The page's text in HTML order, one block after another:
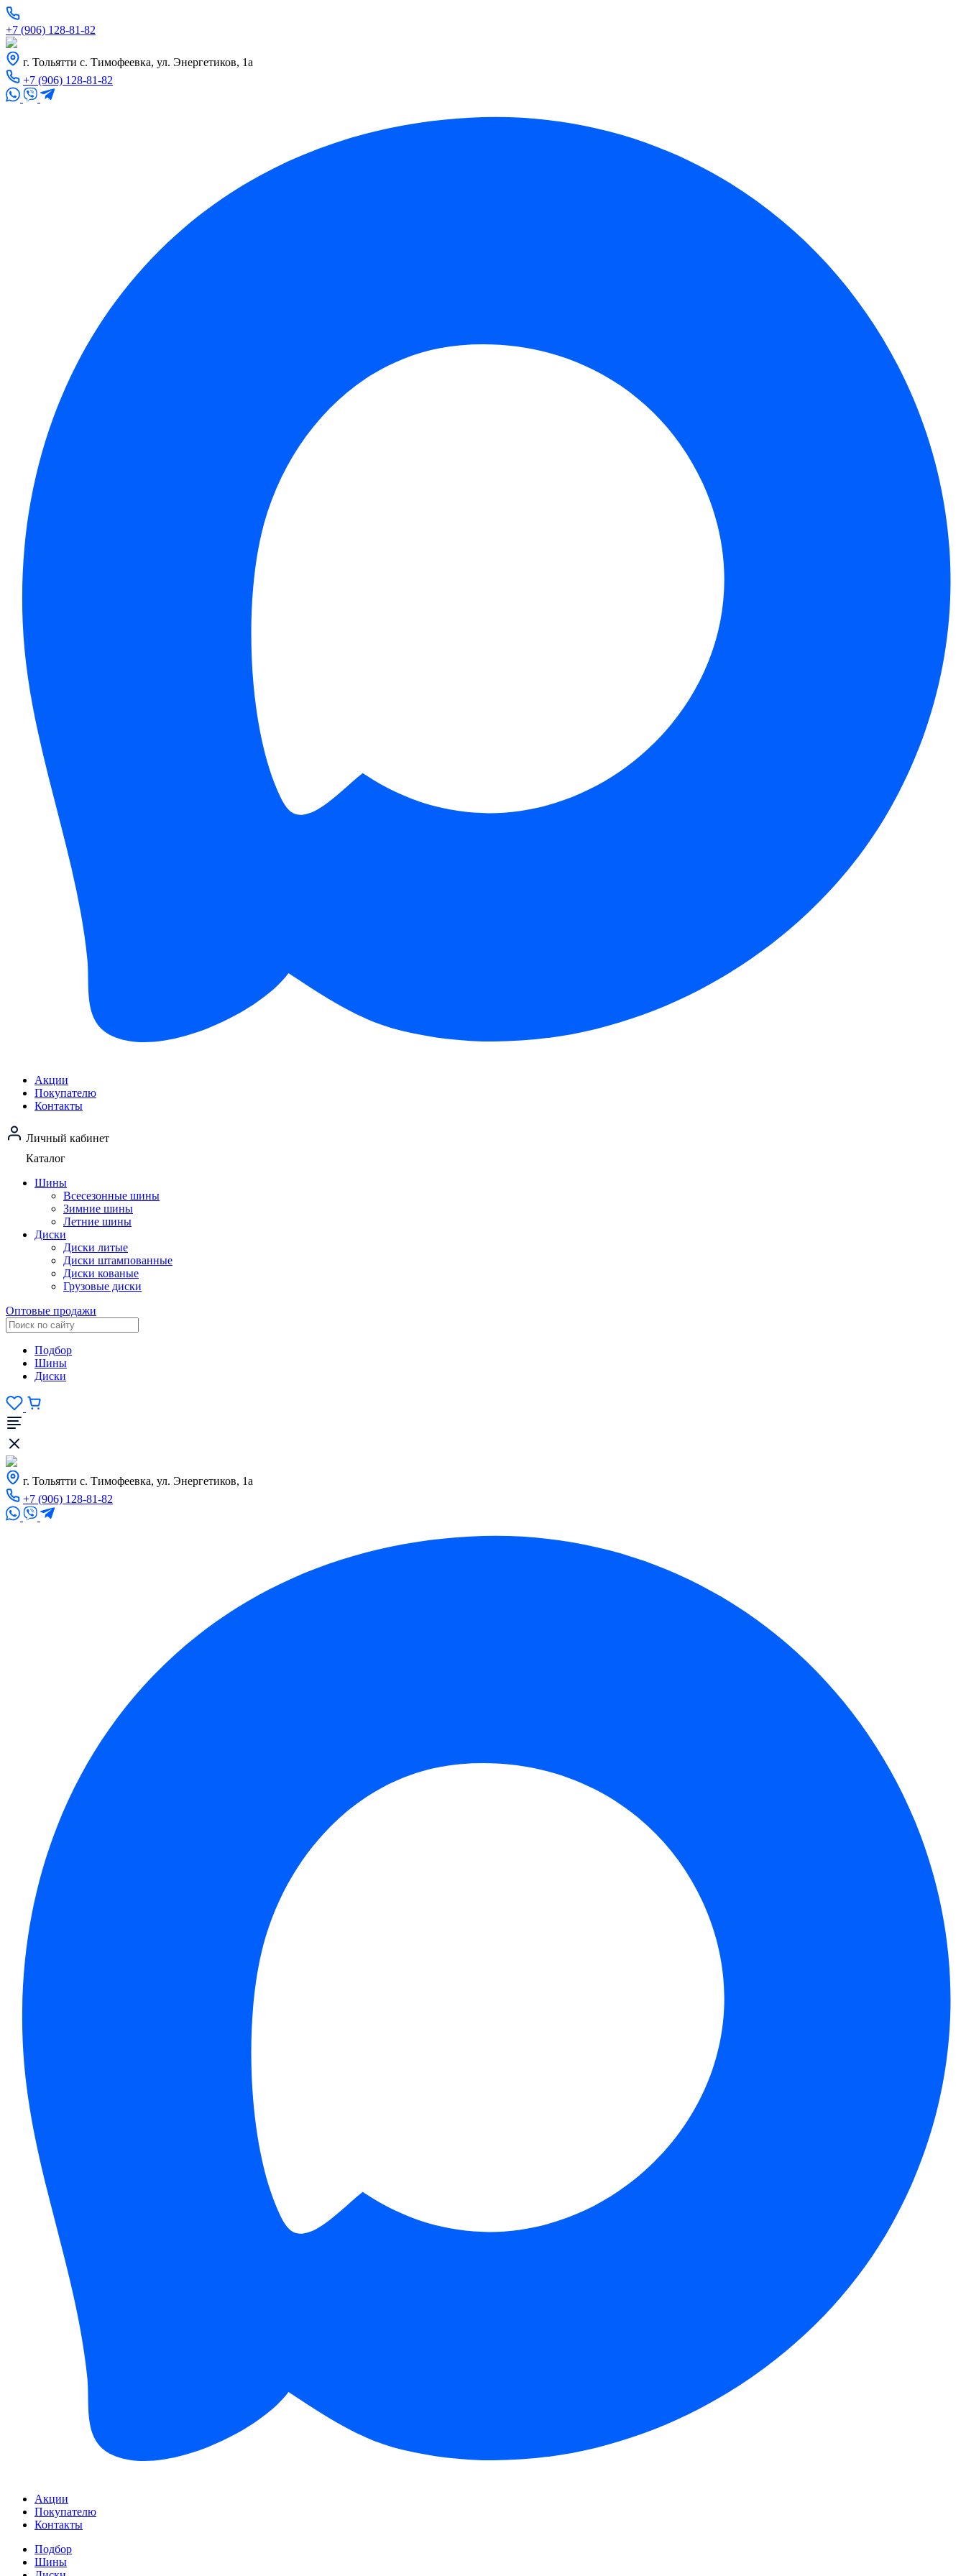
+7 (906) 128-81-82
г. Тольятти с. Тимофеевка, ул. Энергетиков, 1а
+7 (906) 128-81-82
Акции
Покупателю
Контакты
Личный кабинет
Каталог
Шины
Всесезонные шины
Зимние шины
Летние шины
Диски
Диски литые
Диски штампованные
Диски кованые
Грузовые диски
Оптовые продажи
Подбор
Шины
Диски
г. Тольятти с. Тимофеевка, ул. Энергетиков, 1а
+7 (906) 128-81-82
Акции
Покупателю
Контакты
Подбор
Шины